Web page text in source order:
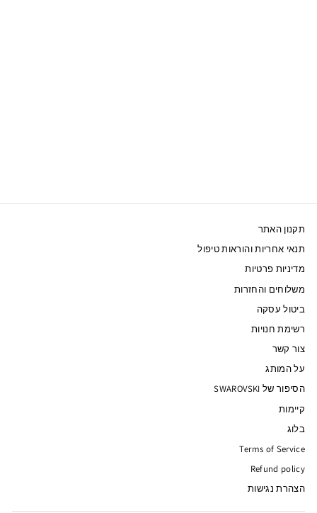
תקנון האתר
תנאי אחריות והוראות טיפול
מדיניות פרטיות
משלוחים והחזרות
ביטול עסקה
רשימת חנויות
צור קשר
על המותג
הסיפור של SWAROVSKI
קיימות
בלוג
Terms of Service
Refund policy
הצהרת נגישות